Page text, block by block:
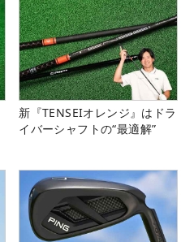
新『TENSEIオレンジ』はドラ
イバーシャフトの“最適解”